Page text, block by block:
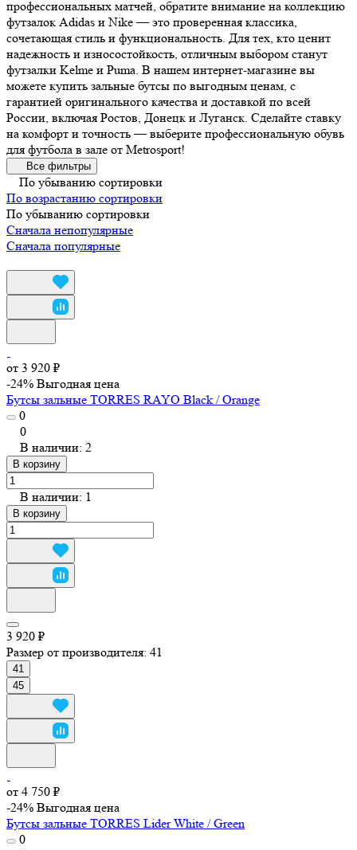
профессиональных матчей, обратите внимание на коллекцию
футзалок Adidas и Nike — это проверенная классика,
сочетающая стиль и функциональность. Для тех, кто ценит
надежность и износостойкость, отличным выбором станут
футзалки Kelme и Puma. В нашем интернет-магазине вы
можете купить зальные бутсы по выгодным ценам, с
гарантией оригинального качества и доставкой по всей
России, включая Ростов, Донецк и Луганск. Сделайте ставку
на комфорт и точность — выберите профессиональную обувь
для футбола в зале от Metrosport!
Все фильтры
По убыванию сортировки
По возрастанию сортировки
По убыванию сортировки
Сначала непопулярные
Сначала популярные
от 3 920 ₽
-24% Выгодная цена
Бутсы зальные TORRES RAYO Black / Orange
0
0
В наличии: 2
В корзину
В наличии: 1
В корзину
3 920 ₽
Размер от производителя: 41
41
45
от 4 750 ₽
-24% Выгодная цена
Бутсы зальные TORRES Lider White / Green
0